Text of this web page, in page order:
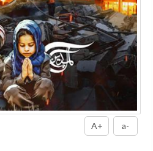
A+ a-